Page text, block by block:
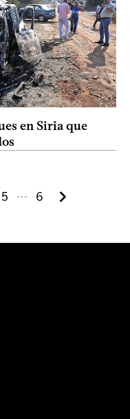
en Siria que
5 ⋯ 6